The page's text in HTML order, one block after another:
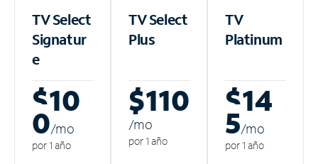
TV Select
Signatur
e
$10
0/mo
por 1 año
TV Select
Plus
$110
/mo
por 1 año
TV
Platinum
$14
5/mo
por 1 año